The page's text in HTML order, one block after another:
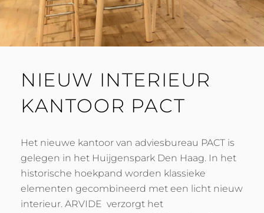
NIEUW INTERIEUR
KANTOOR PACT
Het nieuwe kantoor van adviesbureau PACT is
gelegen in het Huijgenspark Den Haag. In het
historische hoekpand worden klassieke
elementen gecombineerd met een licht nieuw
interieur. ARVIDE verzorgt het